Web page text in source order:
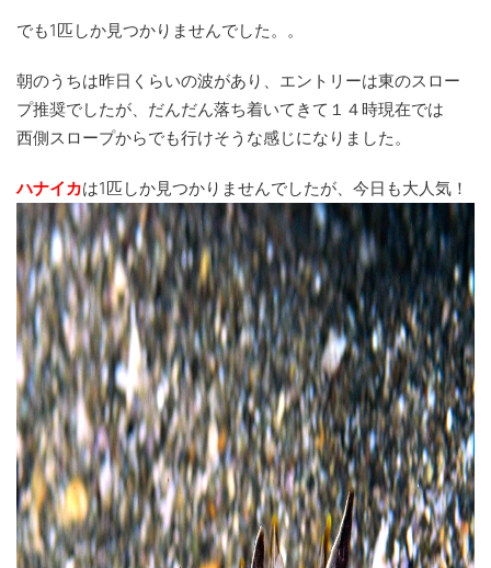
でも1匹しか見つかりませんでした。。
朝のうちは昨日くらいの波があり、エントリーは東のスロー
プ推奨でしたが、だんだん落ち着いてきて１４時現在では
西側スロープからでも行けそうな感じになりました。
ハナイカは1匹しか見つかりませんでしたが、今日も大人気！